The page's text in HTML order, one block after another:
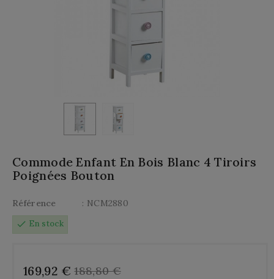
Commode Enfant En Bois Blanc 4 Tiroirs
Poignées Bouton
Référence
: NCM2880
check En stock
169,92 € 188,80 €